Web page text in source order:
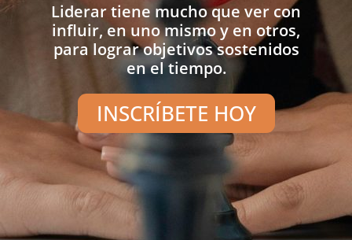
Liderar tiene mucho que ver con
influir, en uno mismo y en otros,
para lograr objetivos sostenidos
en el tiempo.
INSCRÍBETE HOY